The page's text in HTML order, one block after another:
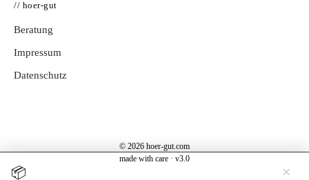
// hoer-gut
Beratung
Impressum
Datenschutz
© 2026 hoer-gut.com
made with care · v3.0
📦 ×